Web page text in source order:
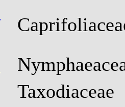
Taxodiaceae